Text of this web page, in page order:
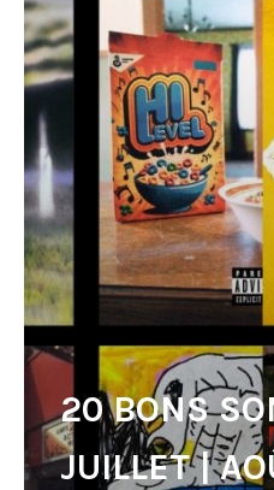
20 BONS
JUILLET |